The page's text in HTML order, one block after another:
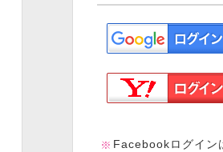
Facebookログイン